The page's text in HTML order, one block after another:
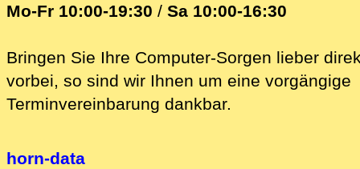
Mo-Fr 10:00-19:30 / Sa 10:00-16:30
Bringen Sie Ihre Computer-Sorgen lieber
vorbei, so sind wir Ih‍nen um eine vorgängige
Terminvereinbarung dankbar.
horn-data